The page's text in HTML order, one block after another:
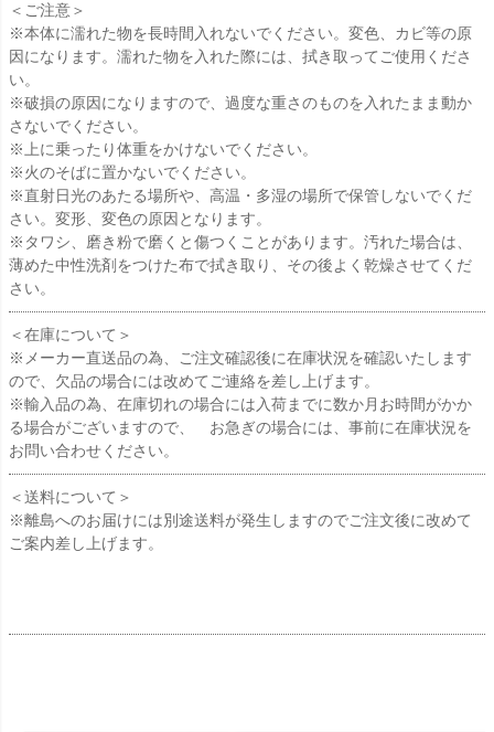
＜ご注意＞
※本体に濡れた物を長時間入れないでください。変色、カビ等の原
因になります。濡れた物を入れた際には、拭き取ってご使用くださ
い。
※破損の原因になりますので、過度な重さのものを入れたまま動か
さないでください。
※上に乗ったり体重をかけないでください。
※火のそばに置かないでください。
※直射日光のあたる場所や、高温・多湿の場所で保管しないでくだ
さい。変形、変色の原因となります。
※タワシ、磨き粉で磨くと傷つくことがあります。汚れた場合は、
薄めた中性洗剤をつけた布で拭き取り、その後よく乾燥させてくだ
さい。
＜在庫について＞
※メーカー直送品の為、ご注文確認後に在庫状況を確認いたします
ので、欠品の場合には改めてご連絡を差し上げます。
※輸入品の為、在庫切れの場合には入荷までに数か月お時間がかか
る場合がございますので、 お急ぎの場合には、事前に在庫状況を
お問い合わせください。
＜送料について＞
※離島へのお届けには別途送料が発生しますのでご注文後に改めて
ご案内差し上げます。